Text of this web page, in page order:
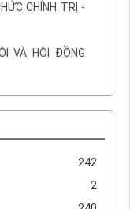
CHÍNH TRỊ -
VÀ HỘI ĐỒNG
242
2